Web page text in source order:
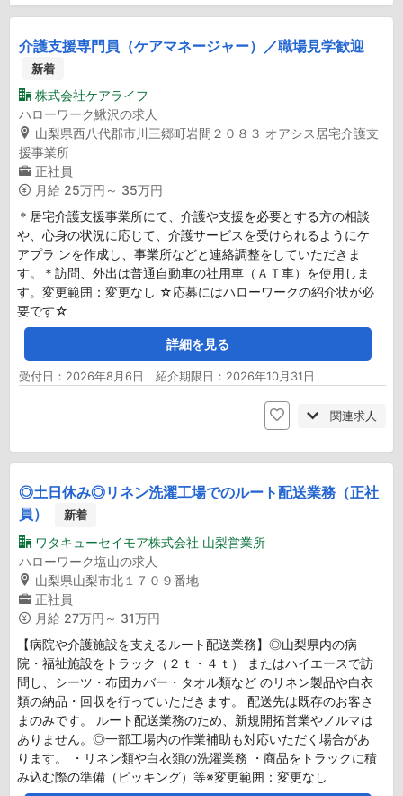
介護支援専門員（ケアマネージャー）／職場見学歓迎
新着
株式会社ケアライフ
ハローワーク鰍沢の求人
山梨県西八代郡市川三郷町岩間２０８３ オアシス居宅介護支
援事業所
正社員
月給 25万円～ 35万円
＊居宅介護支援事業所にて、介護や支援を必要とする方の相談
や、心身の状況に応じて、介護サービスを受けられるようにケ
アプラ ンを作成し、事業所などと連絡調整をしていただきま
す。＊訪問、外出は普通自動車の社用車（ＡＴ車）を使用しま
す。変更範囲：変更なし ☆応募にはハローワークの紹介状が必
要です☆
詳細を見る
受付日：2026年8月6日 紹介期限日：2026年10月31日
関連求人
◎土日休み◎リネン洗濯工場でのルート配送業務（正社
員）
新着
ワタキューセイモア株式会社 山梨営業所
ハローワーク塩山の求人
山梨県山梨市北１７０９番地
正社員
月給 27万円～ 31万円
【病院や介護施設を支えるルート配送業務】◎山梨県内の病
院・福祉施設をトラック（２ｔ・４ｔ） またはハイエースで訪
問し、シーツ・布団カバー・タオル類など のリネン製品や白衣
類の納品・回収を行っていただきます。 配送先は既存のお客さ
まのみです。 ルート配送業務のため、新規開拓営業やノルマは
ありません。◎一部工場内の作業補助も対応いただく場合があ
ります。 ・リネン類や白衣類の洗濯業務 ・商品をトラックに積
み込む際の準備（ピッキング）等※変更範囲：変更なし